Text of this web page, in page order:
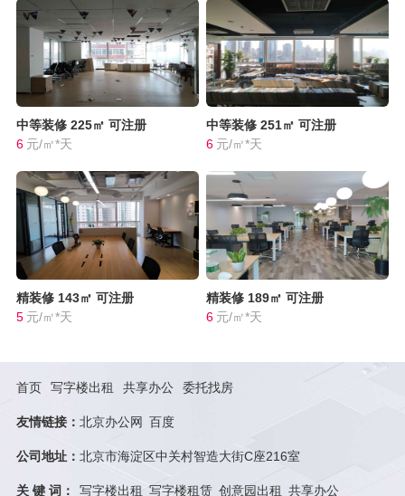
中等装修 225㎡ 可注册
6 元/㎡*天
中等装修 251㎡ 可注册
6 元/㎡*天
精装修 143㎡ 可注册
5 元/㎡*天
精装修 189㎡ 可注册
6 元/㎡*天
首页 写字楼出租 共享办公 委托找房
友情链接： 北京办公网 百度
公司地址： 北京市海淀区中关村智造大街C座216室
关 键 词： 写字楼出租 写字楼租赁 创意园出租 共享办公